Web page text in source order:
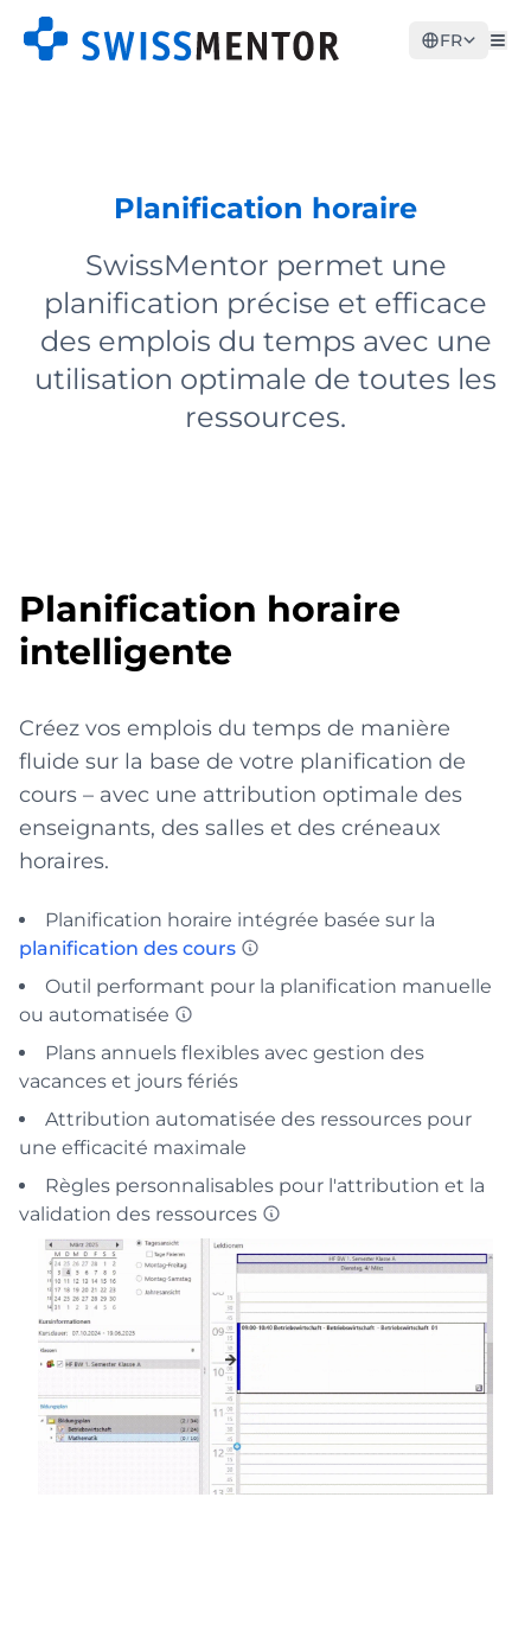
FR
Planification horaire
SwissMentor permet une
planification précise et efficace
des emplois du temps avec une
utilisation optimale de toutes les
ressources.
Planification horaire
intelligente
Créez vos emplois du temps de manière
fluide sur la base de votre planification de
cours – avec une attribution optimale des
enseignants, des salles et des créneaux
horaires.
Planification horaire intégrée basée sur la
planification des cours
Outil performant pour la planification manuelle
ou automatisée
Plans annuels flexibles avec gestion des
vacances et jours fériés
Attribution automatisée des ressources pour
une efficacité maximale
Règles personnalisables pour l'attribution et la
validation des ressources